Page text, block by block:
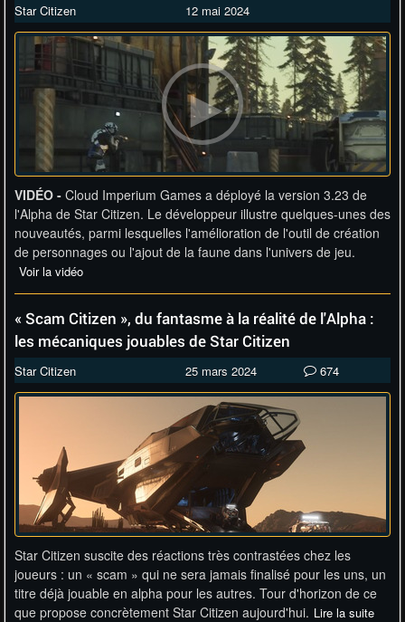
Star Citizen 12 mai 2024
VIDÉO - Cloud Imperium Games a déployé la version 3.23 de
l'Alpha de Star Citizen. Le développeur illustre quelques-unes des
nouveautés, parmi lesquelles l'amélioration de l'outil de création
de personnages ou l'ajout de la faune dans l'univers de jeu.
Voir la vidéo
« Scam Citizen », du fantasme à la réalité de l'Alpha :
les mécaniques jouables de Star Citizen
Star Citizen 25 mars 2024 674
Star Citizen suscite des réactions très contrastées chez les
joueurs : un « scam » qui ne sera jamais finalisé pour les uns, un
titre déjà jouable en alpha pour les autres. Tour d'horizon de ce
que propose concrètement Star Citizen aujourd'hui. Lire la suite